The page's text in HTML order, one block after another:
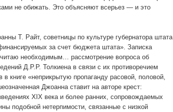
не обижать. Это объясняют всерьез — и это
Т. Райт, советницы по культуре губернатора штата
за счет бюджета штата». Записка
необходимым… рассмотрение вопроса об
Д.Р.Р. Толкиена в связи с их противоречием
книге «неприкрытую пропаганду расовой, половой,
Джоанна ставит на авторе крест:
XIX века и более ранних, сопровождаемых
подобной нетерпимости, связанные с низкой